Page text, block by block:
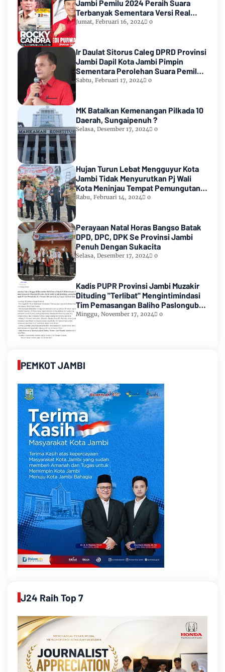
Jambi Pemilu 2024 Peraih Suara
Terbanyak Sementara Versi Real
Count KPU RI
Jumat, Februari 16, 2024 0
Ir Daulat Sitorus Caleg DPRD Provinsi
Jambi Dapil Kota Jambi Pimpin
Sementara Perolehan Suara Pemilu
2024
Sabtu, Februari 17, 2024 0
MK Batalkan Kemenangan Pilkada 10
Daerah, Sungaipenuh ?
Selasa, Desember 17, 2024 0
Hujan Turun Lebat Mengguyur Kota
Jambi Tidak Menyurutkan Pj Wali
Kota Meninjau Tempat Pemungutan
Suara Pemilu 2024
Rabu, Februari 14, 2024 0
Perayaan Natal Horas Bangso Batak
DPD, DPC, DPK Se Provinsi Jambi
Penuh Dengan Sukacita
Selasa, Desember 17, 2024 0
Kadis PUPR Provinsi Jambi Muzakir
Dituding "Terlibat" Mengintimindasi
Tim Pemasangan Baliho Paslongub
Romi-Sudirman
Minggu, November 17, 2024 0
PEMKOT JAMBI
J24 Raih Top 7